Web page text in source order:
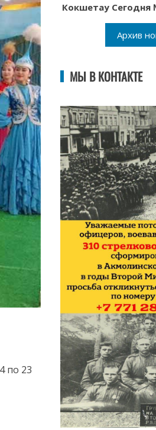
по 23
Кокшетау Сегодня
Архив
МЫ В КОНТАКТЕ